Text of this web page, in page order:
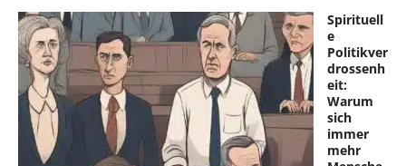
Spirituell
e
Politikver
drossenh
eit:
Warum
sich
immer
mehr